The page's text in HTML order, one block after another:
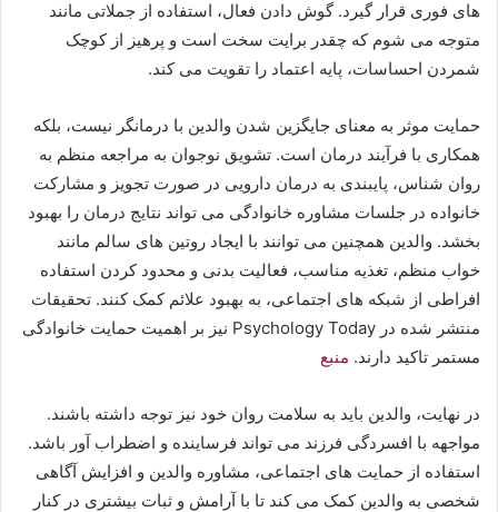
های فوری قرار گیرد. گوش دادن فعال، استفاده از جملاتی مانند
متوجه می شوم که چقدر برایت سخت است و پرهیز از کوچک
شمردن احساسات، پایه اعتماد را تقویت می کند.
حمایت موثر به معنای جایگزین شدن والدین با درمانگر نیست، بلکه
همکاری با فرآیند درمان است. تشویق نوجوان به مراجعه منظم به
روان شناس، پایبندی به درمان دارویی در صورت تجویز و مشارکت
خانواده در جلسات مشاوره خانوادگی می تواند نتایج درمان را بهبود
بخشد. والدین همچنین می توانند با ایجاد روتین های سالم مانند
خواب منظم، تغذیه مناسب، فعالیت بدنی و محدود کردن استفاده
افراطی از شبکه های اجتماعی، به بهبود علائم کمک کنند. تحقیقات
منتشر شده در Psychology Today نیز بر اهمیت حمایت خانوادگی
مستمر تاکید دارند. منبع
در نهایت، والدین باید به سلامت روان خود نیز توجه داشته باشند.
مواجهه با افسردگی فرزند می تواند فرساینده و اضطراب آور باشد.
استفاده از حمایت های اجتماعی، مشاوره والدین و افزایش آگاهی
شخصی به والدین کمک می کند تا با آرامش و ثبات بیشتری در کنار